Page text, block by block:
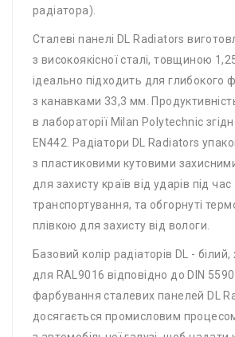
радіатора).
Сталеві панелі DL Radiators
з високоякісної сталі, товщиною
ідеально підходить для глибокого
з канавками 33,3 мм.
в лабораторії Milan Polytechnic
EN442. Радіатори DL Radiators
з пластиковими кутовими
для захисту країв від ударів під час
транспортування, та обгорнуті
плівкою для захисту від вологи.
Базовий колір радіаторів DL -
для RAL9016 відповідно до DIN
фарбування сталевих панелей DL
досягається промисловим